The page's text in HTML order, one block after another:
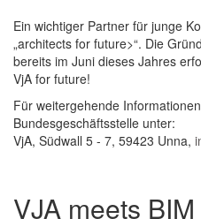
Ein wichtiger Partner für junge
„architects for future>“. Die
bereits im Juni dieses Jahres
VjA for future!
Für weitergehende
Bundesgeschäftsstelle unter:
VjA, Südwall 5 - 7, 59423 Unna,
VJA meets